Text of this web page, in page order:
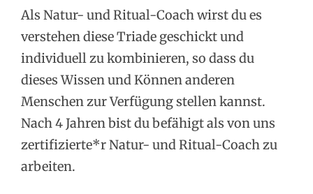
Als Natur- und Ritual-Coach wirst du es
verstehen diese Triade geschickt und
individuell zu kombinieren, so dass du
dieses Wissen und Können anderen
Menschen zur Verfügung stellen kannst.
Nach 4 Jahren bist du befähigt als von uns
zertifizierte*r Natur- und Ritual-Coach zu
arbeiten.